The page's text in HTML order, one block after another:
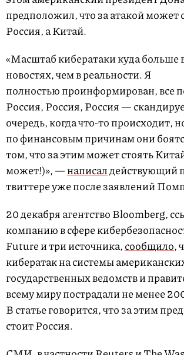
предположил, что за атакой может
Россия, а Китай.
«Масштаб кибератаки куда больше
новостях, чем в реальности. Я
полностью проинформирован, все
Россия, Россия, Россия —
очередь, когда что-то происходит,
по финансовым причинам они
том, что за этим может стоять
может!)», —написалдействующий
твиттере уже после заявлений
20 декабря агентство Bloomberg,
компанию в сфере
Future и три источника,сообщило,
кибератак на системы
государственных ведомств и
всему миру пострадали не менее
В статье говорится, что за этим
стоит Россия.